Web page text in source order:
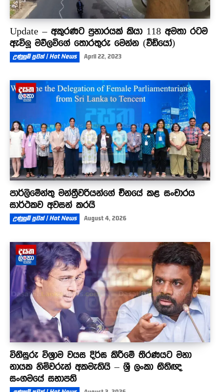
Update – අකුරණට ප්‍රහාරයක් කියා 118 අමතා රටම
ඇවිලූ මව්ලවිගේ තොරතුරු මෙන්න (වීඩියෝ)
උණුසුම් පුවත් | Hot News April 22, 2023
පාර්ලිමේන්තු මන්ත්‍රීවරියන්ගේ චීනයේ කළ සංචාරය
සාර්ථකව අවසන් කරයි
උණුසුම් පුවත් | Hot News August 4, 2026
විනිසුරු විශ්‍රාම වයස දිර්ඝ කිරීමේ තීරණයට මහා
නායක හිමිවරුන් අකමැතියි – ශ්‍රී ලංකා නීතිඥ
සංගමයේ සභාපති